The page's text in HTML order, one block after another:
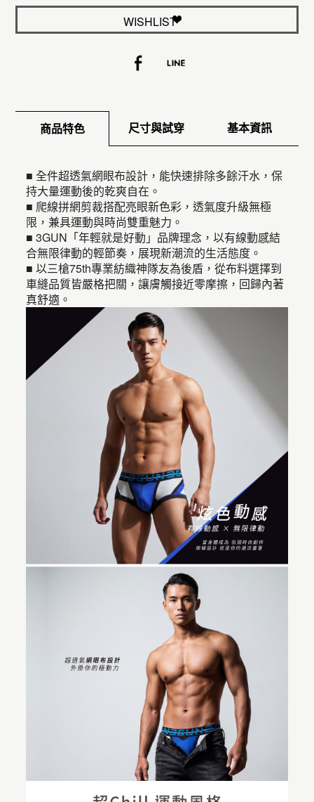
WISHLIST
商品特色 尺寸與試穿 基本資訊
■ 全件超透氣網眼布設計，能快速排除多餘汗水，保
持大量運動後的乾爽自在。
■ 爬線拼網剪裁搭配亮眼新色彩，透氣度升級無極
限，兼具運動與時尚雙重魅力。
■ 3GUN「年輕就是好動」品牌理念，以有線動感結
合無限律動的輕節奏，展現新潮流的生活態度。
■ 以三槍75th專業紡織神隊友為後盾，從布料選擇到
車縫品質皆嚴格把關，讓膚觸接近零摩擦，回歸內著
真舒適。